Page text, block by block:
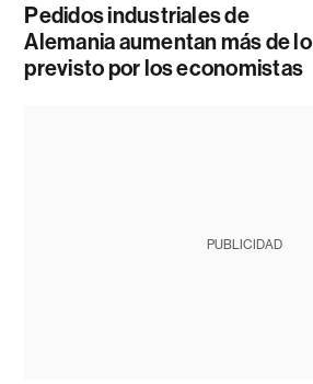
Pedidos industriales de
Alemania aumentan más de lo
previsto por los economistas
PUBLICIDAD